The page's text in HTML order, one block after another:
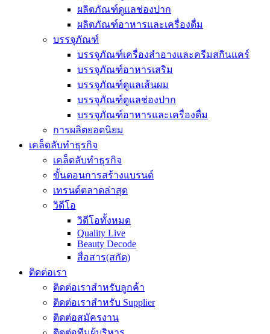
ผลิตภัณฑ์ดูแลช่องปาก
ผลิตภัณฑ์อาหารและเครื่องดื่ม
บรรจุภัณฑ์
บรรจุภัณฑ์เครื่องสำอางและครีมสกินแคร์
บรรจุภัณฑ์อาหารเสริม
บรรจุภัณฑ์ดูแลเส้นผม
บรรจุภัณฑ์ดูแลช่องปาก
บรรจุภัณฑ์อาหารและเครื่องดื่ม
การผลิตยอดนิยม
เคล็ดลับทำธุรกิจ
เคล็ดลับทำธุรกิจ
ขั้นตอนการสร้างแบรนด์
เทรนด์ตลาดล่าสุด
วิดีโอ
วิดีโอทั้งหมด
Quality Live
Beauty Decode
สื่อสาร(สกัด)
ติดต่อเรา
ติดต่อเราสำหรับลูกค้า
ติดต่อเราสำหรับ Supplier
ติดต่อสมัครงาน